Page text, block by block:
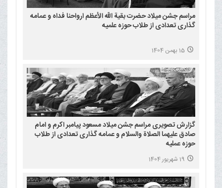
مراسم جشن میلاد حضرت بقیة الله الأعظم ارواحنا فداه و عمامه
گذاری تعدادی از طلاب حوزه علمیه
15 بهمن 1404
گزارش تصویری مراسم جشن میلاد مسعود پیامبر اکرم و امام
صادق علیهما الصلاة والسلام و عمامه گذاری تعدادی از طلاب
حوزه عملیه
19 شهریور 1404